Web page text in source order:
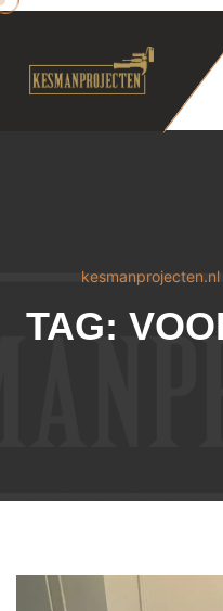
kesmanprojecten.nl
TAG: